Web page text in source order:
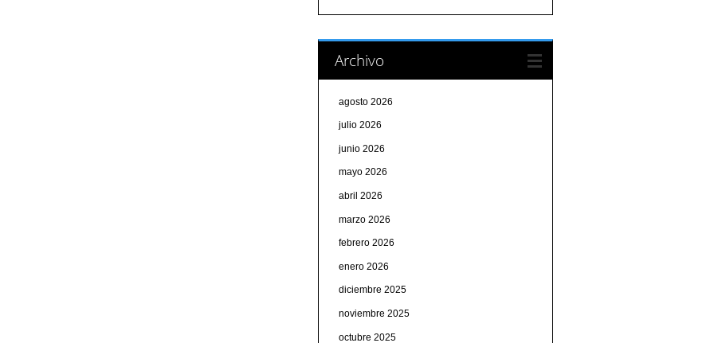
Archivo
agosto 2026
julio 2026
junio 2026
mayo 2026
abril 2026
marzo 2026
febrero 2026
enero 2026
diciembre 2025
noviembre 2025
octubre 2025